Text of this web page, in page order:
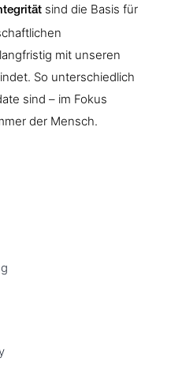
sind die Basis für
mit unseren
So unterschiedlich
sind – im Fokus
der Mensch.